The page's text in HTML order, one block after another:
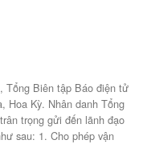
Tổng Biên tập Báo điện tử
Hoa Kỳ. Nhân danh Tổng
trọng gửi đến lãnh đạo
sau: 1. Cho phép vận